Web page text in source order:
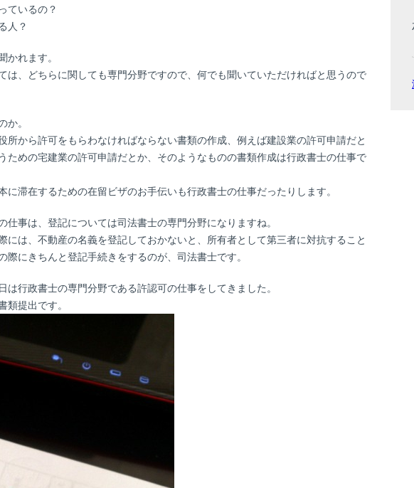
ているの？
人？
かれます。
は、どちらに関しても専門分野ですので、何でも聞いていただければと思うので
か。
所から許可をもらわなければならない書類の作成、例えば建設業の許可申請だと
ための宅建業の許可申請だとか、そのようなものの書類作成は行政書士の仕事で
に滞在するための在留ビザのお手伝いも行政書士の仕事だったりします。
仕事は、登記については司法書士の専門分野になりますね。
には、不動産の名義を登記しておかないと、所有者として第三者に対抗すること
際にきちんと登記手続きをするのが、司法書士です。
は行政書士の専門分野である許認可の仕事をしてきました。
類提出です。